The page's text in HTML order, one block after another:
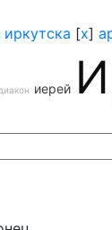
[x]
диакон иерей